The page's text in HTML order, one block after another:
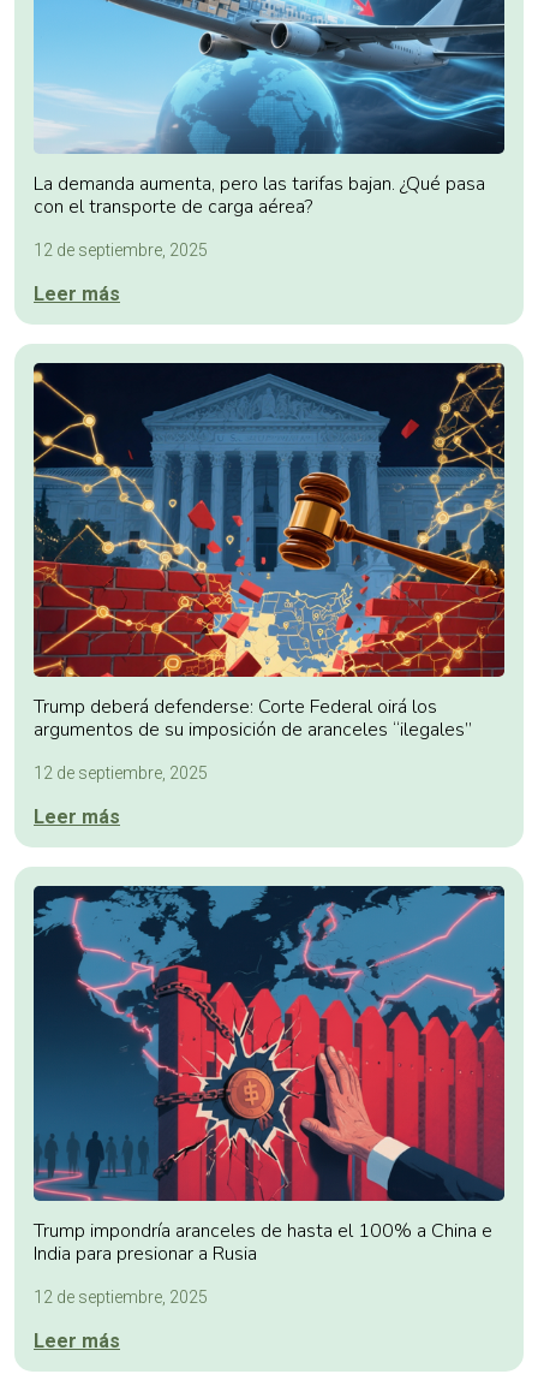
La demanda aumenta, pero las tarifas bajan. ¿Qué pasa
con el transporte de carga aérea?
12 de septiembre, 2025
Leer más
Trump deberá defenderse: Corte Federal oirá los
argumentos de su imposición de aranceles “ilegales”
12 de septiembre, 2025
Leer más
Trump impondría aranceles de hasta el 100% a China e
India para presionar a Rusia
12 de septiembre, 2025
Leer más